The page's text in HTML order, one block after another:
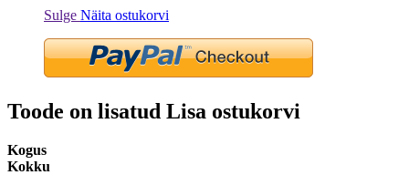
Sulge Näita ostukorvi
Toode on lisatud Lisa ostukorvi
Kogus
Kokku